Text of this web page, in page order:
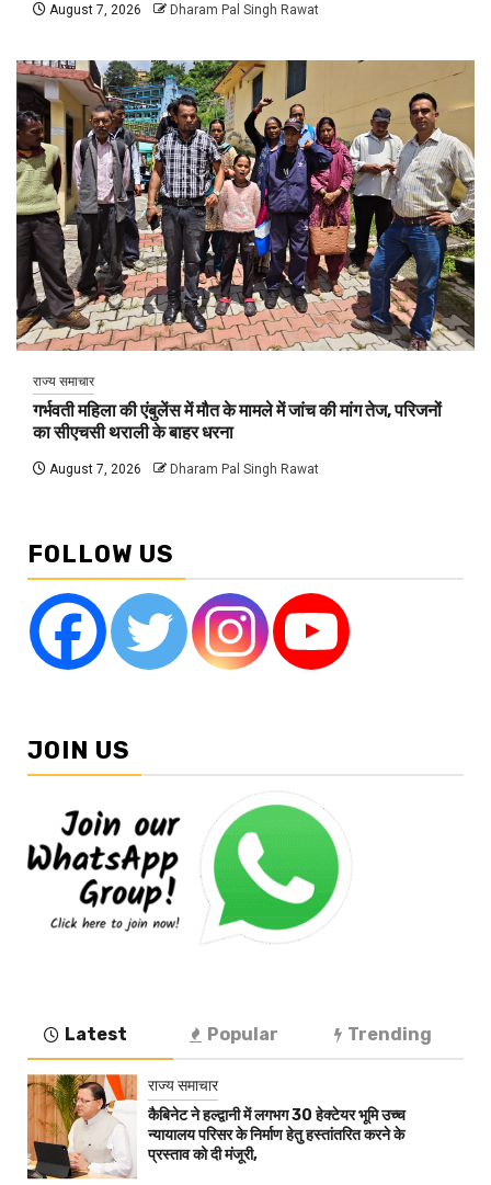
August 7, 2026 Dharam Pal Singh Rawat
राज्य समाचार
गर्भवती महिला की एंबुलेंस में मौत के मामले में जांच की मांग तेज, परिजनों
का सीएचसी थराली के बाहर धरना
August 7, 2026 Dharam Pal Singh Rawat
FOLLOW US
JOIN US
Latest Popular Trending
राज्य समाचार
कैबिनेट ने हल्द्वानी में लगभग 30 हेक्टेयर भूमि उच्च
न्यायालय परिसर के निर्माण हेतु हस्तांतरित करने के
प्रस्ताव को दी मंजूरी,